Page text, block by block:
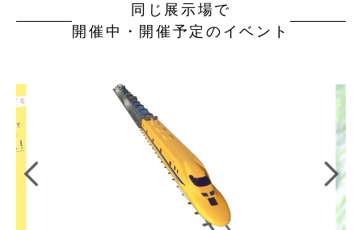
同じ展示場で
開催中・開催予定のイベント